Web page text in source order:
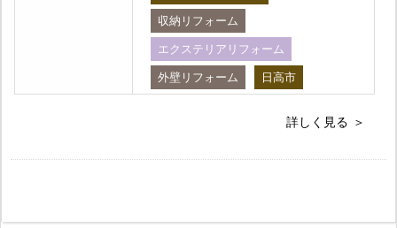
収納リフォーム
エクステリアリフォーム
外壁リフォーム 日高市
詳しく見る